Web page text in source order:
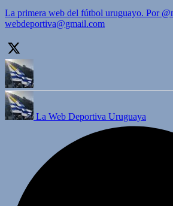
La primera web del fútbol uruguayo. Por
webdeportiva@gmail.com
La Web Deportiva Uruguaya